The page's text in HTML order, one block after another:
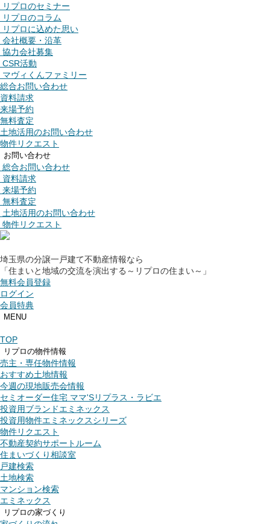
リプロのセミナー
リプロのコラム
リプロに込めた思い
会社概要・沿革
協力会社募集
CSR活動
マヴィくんファミリー
総合お問い合わせ
資料請求
来場予約
無料査定
土地活用のお問い合わせ
物件リクエスト
お問い合わせ
総合お問い合わせ
資料請求
来場予約
無料査定
土地活用のお問い合わせ
物件リクエスト
埼玉県の分譲一戸建て不動産情報なら
「住まいと地域の交流を演出する～リプロの住まい～」
無料会員登録
ログイン
会員特典
MENU
TOP
リプロの物件情報
売主・専任物件情報
おすすめ土地情報
今週の現地販売会情報
セミオーダー住宅 ママ'Sリプラス・ラビエ
投資用ブランドエミネックス
投資用物件エミネックスシリーズ
物件リクエスト
不動産契約サポートルーム
住まいづくり相談室
戸建検索
土地検索
マンション検索
エミネックス
リプロの家づくり